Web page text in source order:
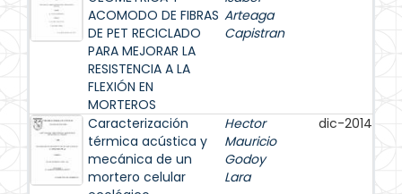
ACOMODO DE FIBRAS
DE PET RECICLADO
PARA MEJORAR LA
RESISTENCIA A LA
FLEXIÓN EN
MORTEROS
Arteaga
Capistran
Caracterización
térmica acústica y
mecánica de un
mortero celular
Hector
Mauricio
Godoy
Lara
dic-2014